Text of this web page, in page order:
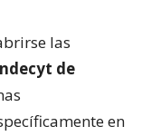
las
de
en